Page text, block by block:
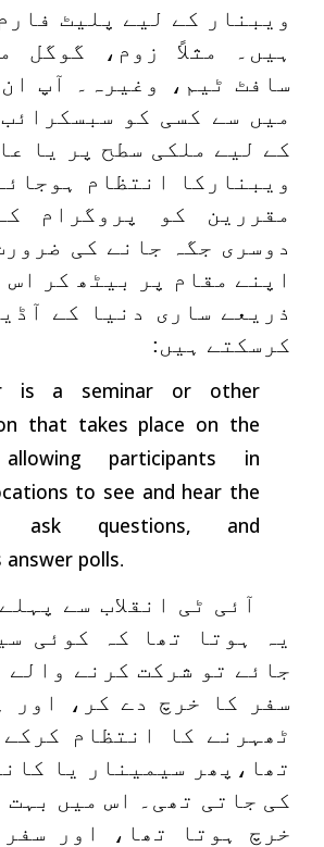
ویبنار کے لیے پلیٹ
ہیں۔ مثلاً زوم، گوگل
سافٹ ٹیم، وغیرہ۔ آپ
میں سے کسی کو
کے لیے ملکی سطح پر یا
ویبنارکا انتظام
مقررین کو پروگرام
دوسری جگہ جانے کی
اپنے مقام پر بیٹھ کر
ذریعے ساری دنیا کے
کرسکتے ہیں:
is a seminar or other
that takes place on the
participants in
to see and hear the
ask questions, and
polls.
آئی ٹی انقلاب سے
یہ ہوتا تھا کہ کوئی
جائے تو شرکت کرنے والے
سفر کا خرچ دے کر، اور
ٹھہرنے کا انتظام کرکے
تھا،پھر سیمینار یا
کی جاتی تھی۔ اس میں بہت
خرچ ہوتا تھا، اور